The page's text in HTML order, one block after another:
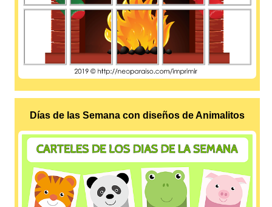
Días de las Semana con diseños de Animalitos